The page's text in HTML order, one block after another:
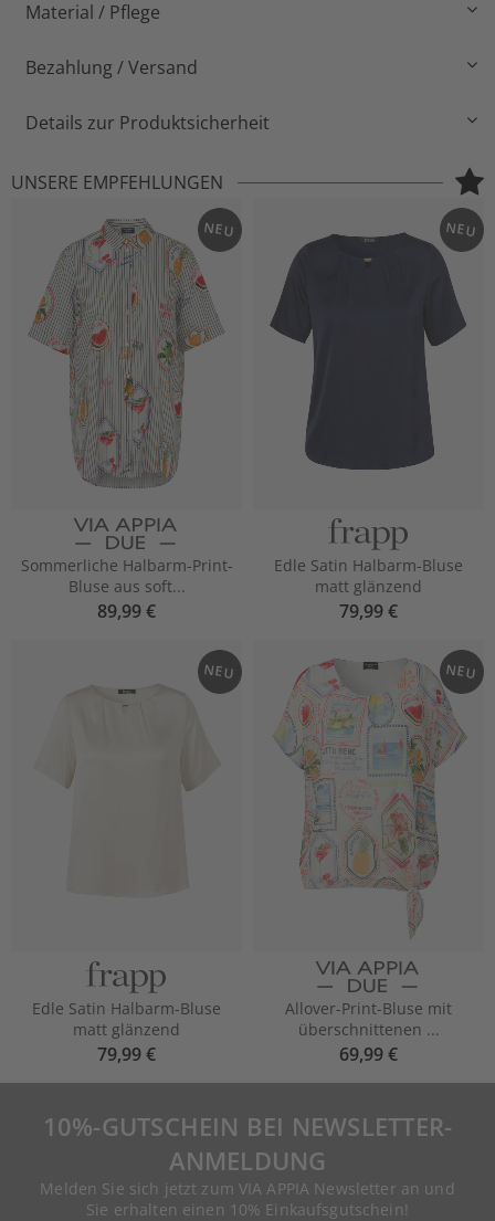
Material / Pflege
Bezahlung / Versand
Details zur Produktsicherheit
UNSERE EMPFEHLUNGEN
NEU
Sommerliche Halbarm-Print-
Bluse aus soft...
89,99 €
NEU
Edle Satin Halbarm-Bluse
matt glänzend
79,99 €
NEU
Edle Satin Halbarm-Bluse
matt glänzend
79,99 €
NEU
Allover-Print-Bluse mit
überschnittenen ...
69,99 €
10%-GUTSCHEIN BEI NEWSLETTER-
ANMELDUNG
Melden Sie sich jetzt zum VIA APPIA Newsletter an und
Sie erhalten einen 10% Einkaufsgutschein!